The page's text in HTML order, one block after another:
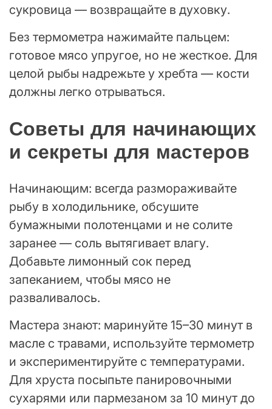
сукровица — возвращайте в духовку.
Без термометра нажимайте пальцем:
готовое мясо упругое, но не жесткое. Для
целой рыбы надрежьте у хребта — кости
должны легко отрываться.
Советы для начинающих
и секреты для мастеров
Начинающим: всегда размораживайте
рыбу в холодильнике, обсушите
бумажными полотенцами и не солите
заранее — соль вытягивает влагу.
Добавьте лимонный сок перед
запеканием, чтобы мясо не
разваливалось.
Мастера знают: маринуйте 15–30 минут в
масле с травами, используйте термометр
и экспериментируйте с температурами.
Для хруста посыпьте панировочными
сухарями или пармезаном за 10 минут до